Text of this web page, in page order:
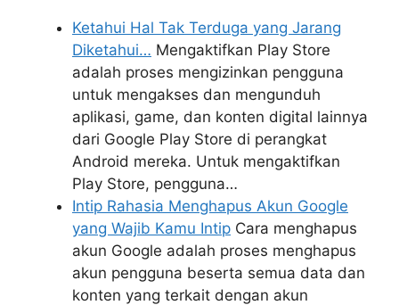
Ketahui Hal Tak Terduga yang Jarang
Diketahui… Mengaktifkan Play Store
adalah proses mengizinkan pengguna
untuk mengakses dan mengunduh
aplikasi, game, dan konten digital lainnya
dari Google Play Store di perangkat
Android mereka. Untuk mengaktifkan
Play Store, pengguna…
Intip Rahasia Menghapus Akun Google
yang Wajib Kamu Intip Cara menghapus
akun Google adalah proses menghapus
akun pengguna beserta semua data dan
konten yang terkait dengan akun